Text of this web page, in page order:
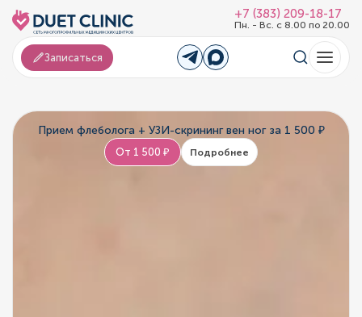
+7 (383) 209-18-17
Пн. - Вс. с 8.00 по 20.00
Записаться
Прием флеболога + УЗИ-скрининг вен ног за 1 500 ₽
От 1 500 ₽ Подробнее